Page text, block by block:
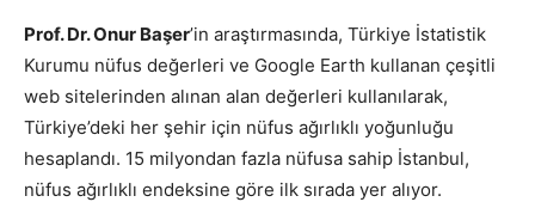
Prof. Dr. Onur Başer’in araştırmasında, Türkiye İstatistik
Kurumu nüfus değerleri ve Google Earth kullanan çeşitli
web sitelerinden alınan alan değerleri kullanılarak,
Türkiye’deki her şehir için nüfus ağırlıklı yoğunluğu
hesaplandı. 15 milyondan fazla nüfusa sahip İstanbul,
nüfus ağırlıklı endeksine göre ilk sırada yer alıyor.